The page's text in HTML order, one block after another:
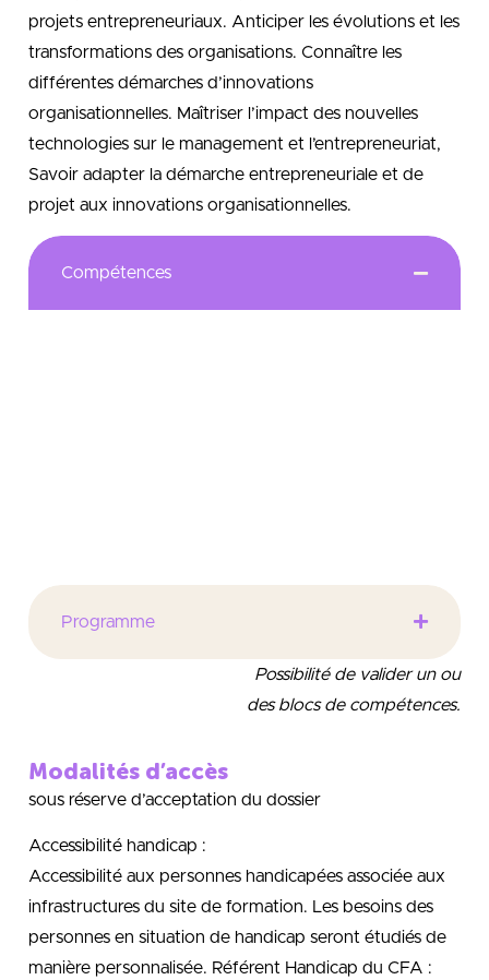
projets entrepreneuriaux. Anticiper les évolutions et les
transformations des organisations. Connaître les
différentes démarches d’innovations
organisationnelles. Maîtriser l’impact des nouvelles
technologies sur le management et l’entrepreneuriat,
Savoir adapter la démarche entrepreneuriale et de
projet aux innovations organisationnelles.
Compétences
Programme
Possibilité de valider un ou
des blocs de compétences.
Modalités d’accès
sous réserve d’acceptation du dossier
Accessibilité handicap :
Accessibilité aux personnes handicapées associée aux
infrastructures du site de formation. Les besoins des
personnes en situation de handicap seront étudiés de
manière personnalisée. Référent Handicap du CFA :